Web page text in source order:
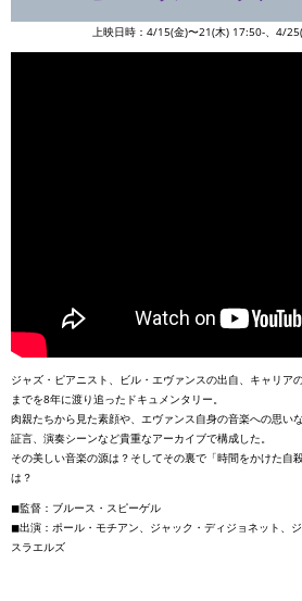
上映日時：4/15(金)〜21(木) 17:50-、4/
ジャズ・ピアニスト、ビル・エヴァンスの出自、キャリア
までを8年に渡り追ったドキュメンタリー。
肉親たちから見た素顔や、エヴァンス自身の音楽への思い
証言、演奏シーンなど貴重なアーカイブで構成した。
その美しい音楽の源は？そしてその裏で「時間をかけた自
は？
◼︎監督：ブルース・スピーゲル
◼︎出演：ポール・モチアン、ジャック・ディジョネット、
スラエルズ